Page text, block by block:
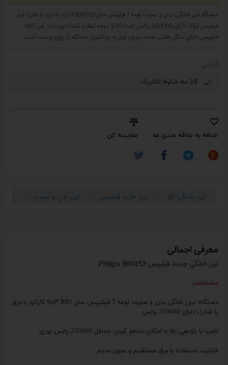
دستگاه لیزر خانگی بدن و صورت لومه آ فیلیپس مدلBRI953 کارکرد با برق یا شارژ، لیزر
فیلیپس 953 دارای 250000 پالس است که 5 درجه تنظیم شدت نور دارد. لیزر 953
فیلیپس دارای امکان فلش مجدد بدون نیاز به برداشتن دستگاه از روی پوست است.
اضافه به علاقه مندی ها مقایسه کن
لیزر خانگی ipl لیزر جدید فیلیپس لیزر بدن و صورت
معرفی اجمالی
لیزر خانگی جدید فیلیپس Philips BRI953
مشخصات
دستگاه لیزر خانگی بدن و صورت لومه آ فیلیپس مدل BRI ٩٥٣
کارکرد با برق
یا شارژ، دارای 250000 پالس
لامپ با بازدهی بالا با امکان ساطع کردن حداقل 250000 پالس نوری
قابلیت استفاده با برق مستقیم و بدون سیم